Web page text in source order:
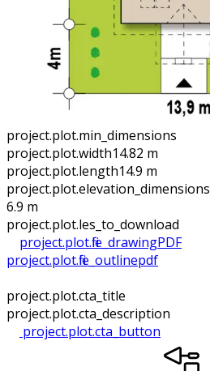
project.plot.min_dimensions
project.plot.width14.82 m
project.plot.length14.9 m
project.plot.elevation_dimensions
6.9 m
project.plot.files_to_download
project.plot.file_drawingPDF
project.plot.file_outlinepdf
project.plot.cta_title
project.plot.cta_description
project.plot.cta_button